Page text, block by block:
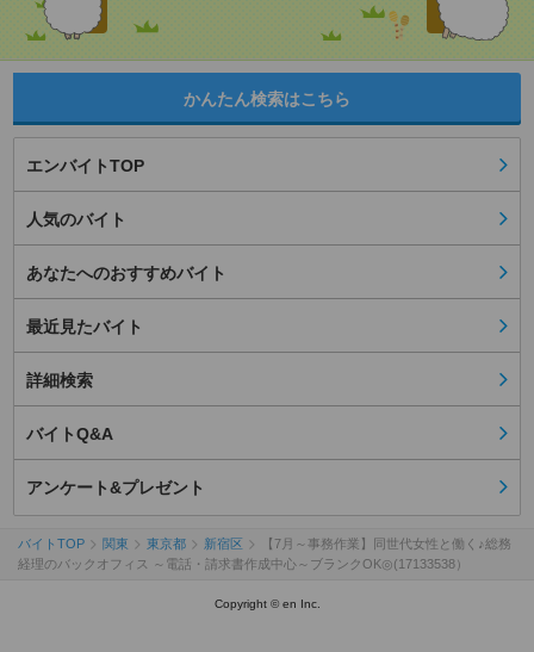
かんたん検索はこちら
エンバイトTOP
人気のバイト
あなたへのおすすめバイト
最近見たバイト
詳細検索
バイトQ&A
アンケート&プレゼント
バイトTOP 関東 東京都 新宿区
【7月～事務作業】同世代女性と働く♪総務
経理のバックオフィス ～電話・請求書作成中心～ブランクOK◎(17133538）
Copyright © en Inc.